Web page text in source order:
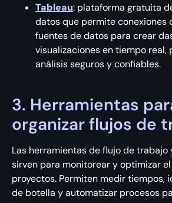
Tableau: plataforma gratuita
datos que permite conexiones
fuentes de datos para crear
visualizaciones en tiempo real,
análisis seguros y confiables.
3. Herramientas
organizar flujos de
Las herramientas de flujo de trabajo
sirven para monitorear y optimizar
proyectos. Permiten medir tiempos,
de botella y automatizar procesos